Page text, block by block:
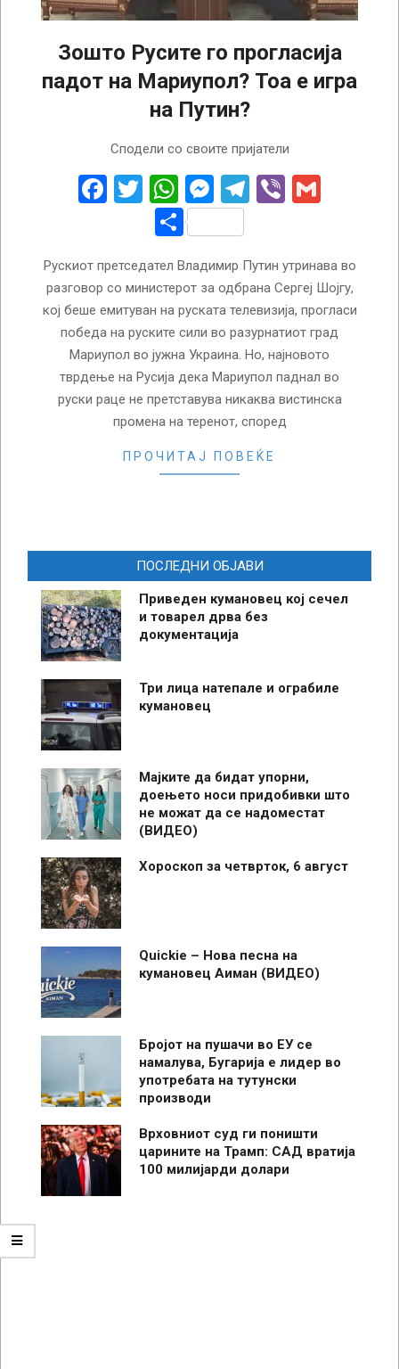
Зошто Русите го прогласија
падот на Мариупол? Тоа е игра
на Путин?
Сподели со своите пријатели
Facebook
Twitter
WhatsApp
Messenger
Telegram
Viber
Share
Рускиот претседател Владимир Путин утринава во
разговор со министерот за одбрана Сергеј Шојгу,
кој беше емитуван на руската телевизија, прогласи
победа на руските сили во разурнатиот град
Мариупол во јужна Украина. Но, најновото
тврдење на Русија дека Мариупол паднал во
руски раце не претставува никаква вистинска
промена на теренот, според
ПРОЧИТАЈ ПОВЕЌЕ
ПОСЛЕДНИ ОБЈАВИ
Приведен кумановец кој сечел
и товарел дрва без
документација
Три лица натепале и ограбиле
кумановец
Мајките да бидат упорни,
доењето носи придобивки што
не можат да се надоместат
(ВИДЕО)
Хороскоп за четврток, 6 август
Quickie – Нова песна на
кумановец Аиман (ВИДЕО)
Бројот на пушачи во ЕУ се
намалува, Бугарија е лидер во
употребата на тутунски
производи
Врховниот суд ги поништи
царините на Трамп: САД вратија
100 милијарди долари